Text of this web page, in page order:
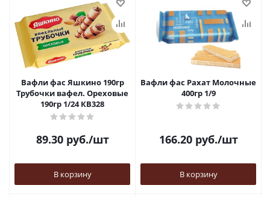
Вафли фас Яшкино 190гр
Трубочки вафел. Ореховые
190гр 1/24 КВ328
89.30руб./шт
В корзину
Вафли фас Рахат Молочные
400гр 1/9
166.20руб./шт
В корзину